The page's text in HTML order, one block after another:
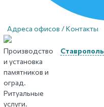
Адреса офисов / Контакты
Производство
и установка
памятников и
оград.
Ритуальные
услуги.
Ставрополь